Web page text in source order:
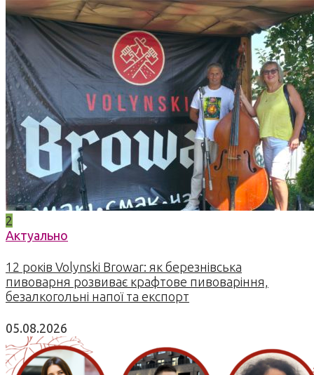
2
Актуально
12 років Volynski Browar: як березнівська
пивоварня розвиває крафтове пивоваріння,
безалкогольні напої та експорт
05.08.2026